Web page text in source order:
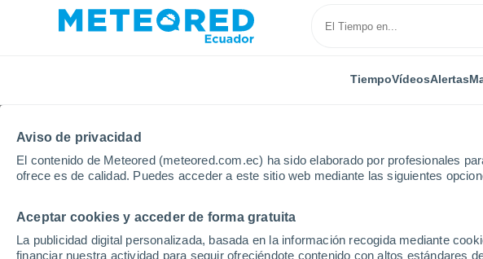
Aviso de privacidad
El contenido de Meteored (meteored.com.ec) ha sido elaborado por profesionales
ofrece es de calidad. Puedes acceder a este sitio web mediante las siguientes
Aceptar cookies y acceder de forma gratuita
La publicidad digital personalizada, basada en la información recogida mediante
financiar nuestra actividad para seguir ofreciéndote contenido con altos estándares
TiempoVídeosAlertas
Tiempo a 14 días Ecuador